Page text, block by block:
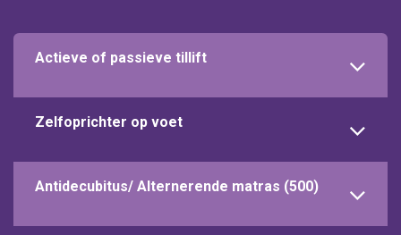
Actieve of passieve tillift
Zelfoprichter op voet
Antidecubitus/ Alternerende matras (500)